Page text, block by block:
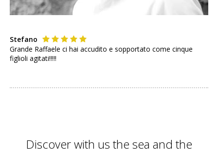
Stefano
Grande Raffaele ci hai accudito e sopportato come cinque
figlioli agitati!!!!!
Discover with us the sea and the